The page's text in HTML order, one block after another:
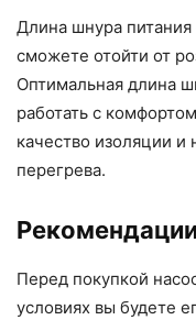
Длина шнура питания
сможете отойти от
Оптимальная длина
работать с
качество изоляции
перегрева.
Перед покупкой
условиях вы будете